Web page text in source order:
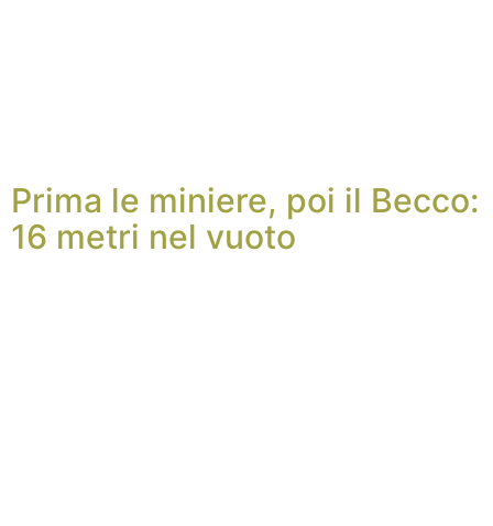
Prima le miniere, poi il Becco:
16 metri nel vuoto